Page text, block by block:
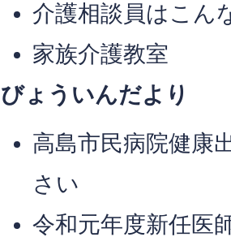
介護相談員はこん
家族介護教室
びょういんだより
高島市民病院健康
さい
令和元年度新任医